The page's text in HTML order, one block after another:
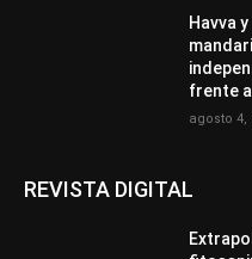
Havva
frente
agosto 4,
REVISTA DIGITAL